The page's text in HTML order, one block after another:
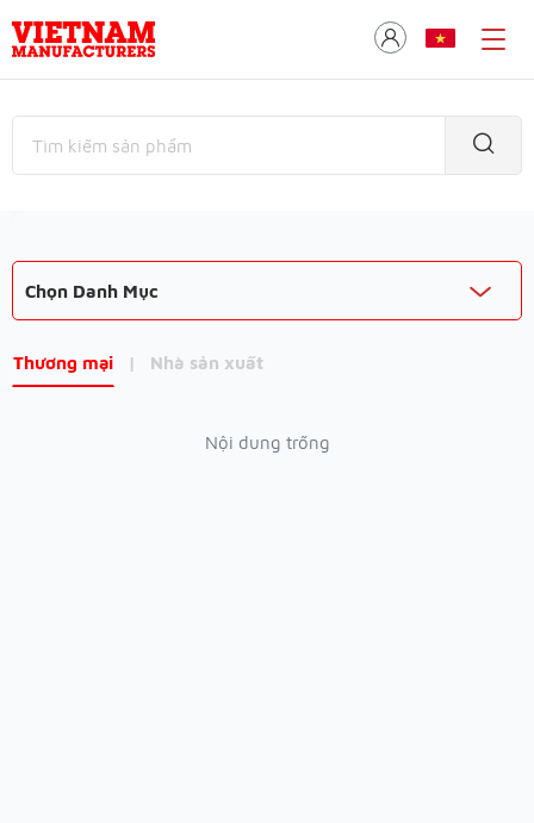
Chọn Danh Mục
Thương mại | Nhà sản xuất
Nội dung trống